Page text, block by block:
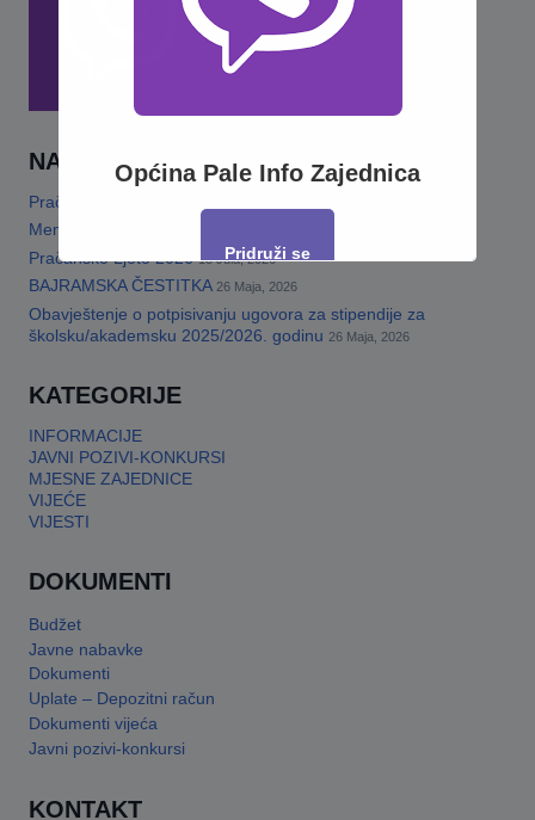
NAJNOVIJE
Pračansko ljeto 2026 · Program za djecu
Memorijalni turnir„Šefko Mutapčić“
Pračansko Ljeto 2026 13 Jula, 2026
BAJRAMSKA ČESTITKA 26 Maja, 2026
Obavještenje o potpisivanju ugovora za stipendije za
školsku/akademsku 2025/2026. godinu 26 Maja, 2026
KATEGORIJE
INFORMACIJE
JAVNI POZIVI-KONKURSI
MJESNE ZAJEDNICE
VIJEĆE
VIJESTI
DOKUMENTI
Budžet
Javne nabavke
Dokumenti
Uplate – Depozitni račun
Dokumenti vijeća
Javni pozivi-konkursi
KONTAKT
Općina Pale Info Zajednica
Pridruži se
This will close in 17 seconds